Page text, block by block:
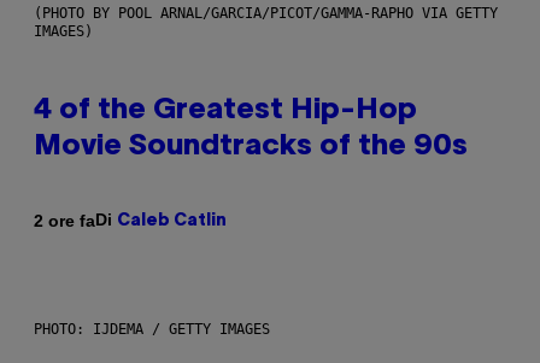
(PHOTO BY POOL ARNAL/GARCIA/PICOT/GAMMA-RAPHO VIA GETTY
IMAGES)
4 of the Greatest Hip-Hop
Movie Soundtracks of the 90s
2 ore faDi Caleb Catlin
PHOTO: IJDEMA / GETTY IMAGES